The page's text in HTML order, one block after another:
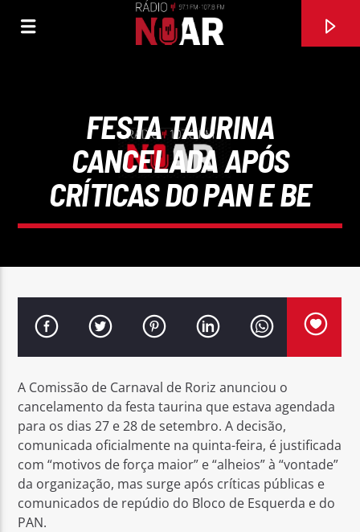
RECAIDA
Rádio No ar
FESTA TAURINA
CANCELADA APÓS
CRÍTICAS DO PAN E BE
A Comissão de Carnaval de Roriz anunciou o
cancelamento da festa taurina que estava agendada
para os dias 27 e 28 de setembro. A decisão,
comunicada oficialmente na quinta-feira, é justificada
com “motivos de força maior” e “alheios” à “vontade”
da organização, mas surge após críticas públicas e
comunicados de repúdio do Bloco de Esquerda e do
PAN.